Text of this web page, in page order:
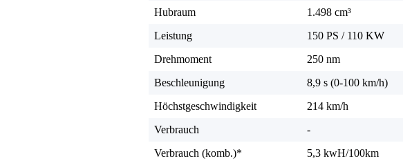
Hubraum
1.498 cm³
Leistung
150 PS / 110 KW
Drehmoment
250 nm
Beschleunigung
8,9 s (0-100 km/h)
Höchstgeschwindigkeit
214 km/h
Verbrauch
-
Verbrauch (komb.)*
5,3 kwH/100km